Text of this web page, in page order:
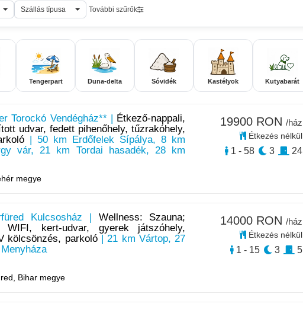
Szállás típusa További szűrők
Tengerpart Duna-delta Sóvidék Kastélyok Kutyabarát
Torockó Vendégház** |
Étkező-nappali,
udvar, fedett pihenőhely, tűzrakóhely,
| 50 km Erdőfelek Sípálya, 8 km
vár, 21 km Tordai hasadék, 28 km
megye
19900 RON /ház
Étkezés nélkül
1 - 58 3 24
Kulcsosház | Wellness: Szauna;
WIFI, kert-udvar, gyerek játszóhely,
kölcsönzés, parkoló| 21 km Vártop, 27
Bihar megye
14000 RON /ház
Étkezés nélkül
1 - 15 3 5